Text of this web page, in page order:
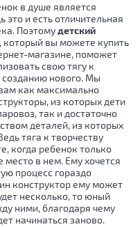
в душе является
это и есть отличительная
Поэтомудетский
, который вы можете купить
магазине, поможет
свою тягу к
созданию нового. Мы
как максимально
из которых дети
так и достаточно
деталей, из которых
тяга к творчеству
когда ребенок только
место в нем. Ему хочется
процесс гораздо
конструктор ему может
несколько, то юный
ними, благодаря чему
начинаться заново.